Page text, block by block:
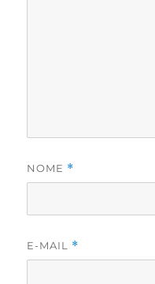
NOME *
E-MAIL *